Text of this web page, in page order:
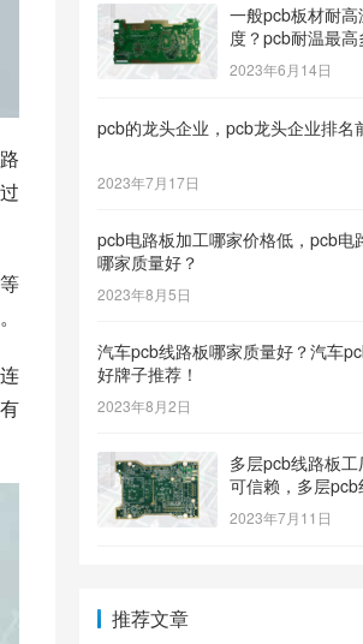
一般pcb板材耐高
度？pcb耐温最
2023年6月14日
pcb的龙头企业，pcb龙头企业排名
2023年7月17日
pcb电路板加工哪家价格低，pcb电
哪家质量好？
2023年8月5日
汽车pcb线路板哪家质量好？汽车
好牌子推荐！
2023年8月2日
多层pcb线路板工
可信赖，多层pcb
工厂哪个牌子质量
2023年7月11日
推荐文章